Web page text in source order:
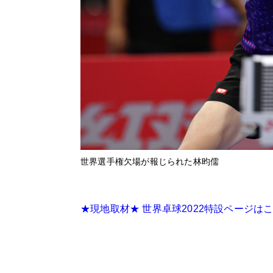
世界選手権欠場が報じられた林昀儒
★現地取材★ 世界卓球2022特設ページは